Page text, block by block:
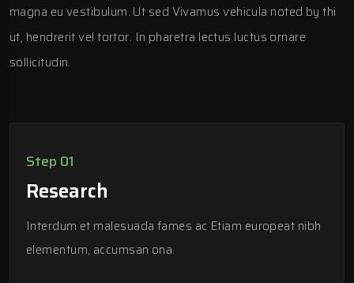
magna eu vestibulum. Ut sed Vivamus vehicula noted by thi
ut, hendrerit vel tortor. In pharetra lectus luctus ornare
sollicitudin.
Step 01
Research
Interdum et malesuada fames ac Etiam europeat nibh
elementum, accumsan ona.